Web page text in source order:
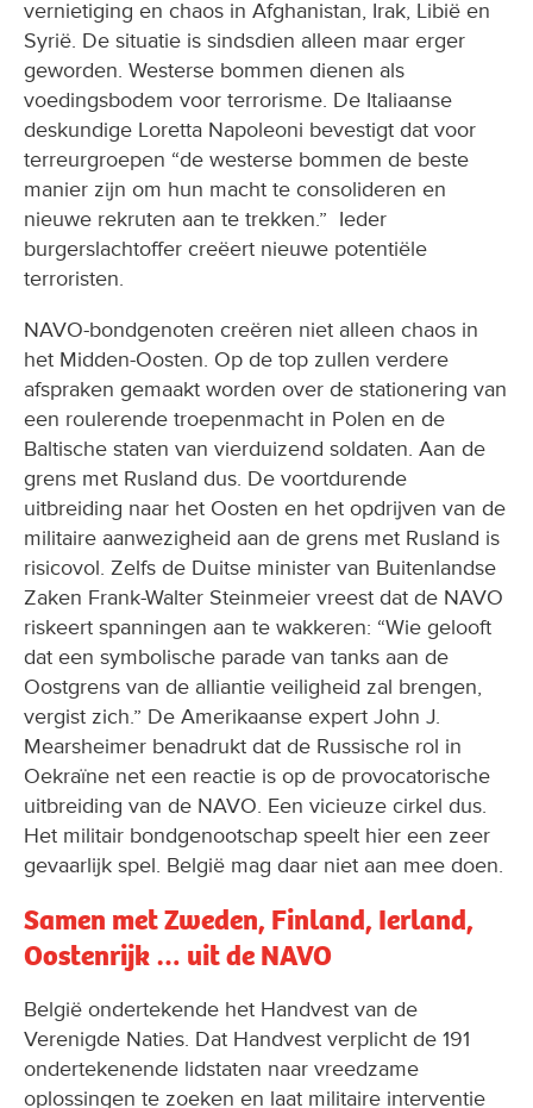
vernietiging en chaos in Afghanistan, Irak, Libië en
Syrië. De situatie is sindsdien alleen maar erger
geworden. Westerse bommen dienen als
voedingsbodem voor terrorisme. De Italiaanse
deskundige Loretta Napoleoni bevestigt dat voor
terreurgroepen “de westerse bommen de beste
manier zijn om hun macht te consolideren en
nieuwe rekruten aan te trekken.” Ieder
burgerslachtoffer creëert nieuwe potentiële
terroristen.
NAVO-bondgenoten creëren niet alleen chaos in
het Midden-Oosten. Op de top zullen verdere
afspraken gemaakt worden over de stationering van
een roulerende troepenmacht in Polen en de
Baltische staten van vierduizend soldaten. Aan de
grens met Rusland dus. De voortdurende
uitbreiding naar het Oosten en het opdrijven van de
militaire aanwezigheid aan de grens met Rusland is
risicovol. Zelfs de Duitse minister van Buitenlandse
Zaken Frank-Walter Steinmeier vreest dat de NAVO
riskeert spanningen aan te wakkeren: “Wie gelooft
dat een symbolische parade van tanks aan de
Oostgrens van de alliantie veiligheid zal brengen,
vergist zich.” De Amerikaanse expert John J.
Mearsheimer benadrukt dat de Russische rol in
Oekraïne net een reactie is op de provocatorische
uitbreiding van de NAVO. Een vicieuze cirkel dus.
Het militair bondgenootschap speelt hier een zeer
gevaarlijk spel. België mag daar niet aan mee doen.
Samen met Zweden, Finland, Ierland,
Oostenrijk … uit de NAVO
België ondertekende het Handvest van de
Verenigde Naties. Dat Handvest verplicht de 191
ondertekenende lidstaten naar vreedzame
oplossingen te zoeken en laat militaire interventie